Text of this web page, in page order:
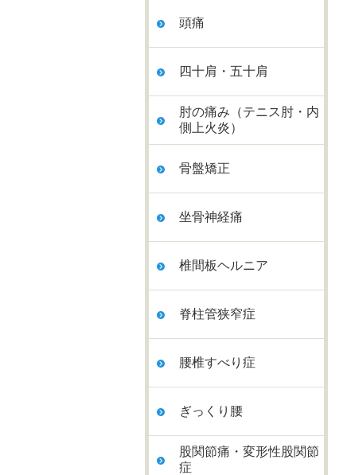
頭痛
四十肩・五十肩
肘の痛み（テニス肘・内
側上火炎）
骨盤矯正
坐骨神経痛
椎間板ヘルニア
脊柱管狭窄症
腰椎すべり症
ぎっくり腰
股関節痛・変形性股関節
症